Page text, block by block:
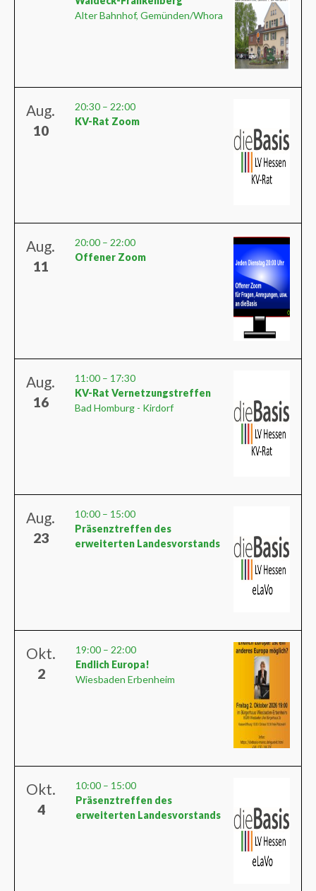
Alter Bahnhof, Gemünden/Whora
Aug.
10
20:30 – 22:00
KV-Rat Zoom
Aug.
11
20:00 – 22:00
Offener Zoom
Aug.
16
11:00 – 17:30
KV-Rat Vernetzungstreffen
Bad Homburg - Kirdorf
Aug.
23
10:00 – 15:00
Präsenztreffen des
erweiterten Landesvorstands
Okt.
2
19:00 – 22:00
Endlich Europa!
Wiesbaden Erbenheim
Okt.
4
10:00 – 15:00
Präsenztreffen des
erweiterten Landesvorstands